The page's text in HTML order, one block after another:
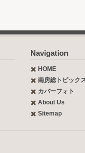
Navigation
HOME
南房総トピック
カバーフォト
About Us
Sitemap